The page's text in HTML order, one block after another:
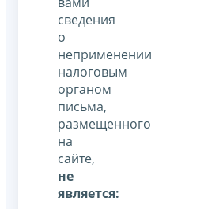
сведения
о
неприменении
налоговым
органом
письма,
размещенного
на
сайте,
не
является: